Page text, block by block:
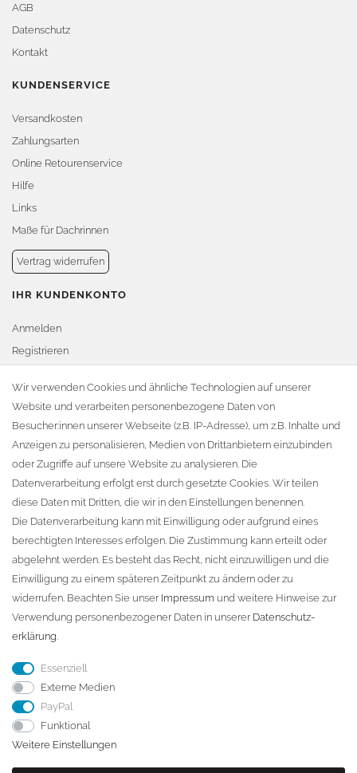
AGB
Datenschutz
Kontakt
KUNDENSERVICE
Versandkosten
Zahlungsarten
Online Retourenservice
Hilfe
Links
Maße für Dachrinnen
Vertrag widerrufen
IHR KUNDENKONTO
Anmelden
Registrieren
Warenkorb
Zur Kasse
KONTAKT
Fa. Steffen Jost
Söbrigener Weg 50
D-01796 Pirna
Telefon:+49 (0)3501 507295
info@dach-teufel.de
Wir verwenden Cookies und ähnliche Technologien auf unserer
Website und verarbeiten personenbezogene Daten von
Besucher:innen unserer Webseite (z.B. IP-Adresse), um z.B. Inhalte und
Anzeigen zu personalisieren, Medien von Drittanbietern einzubinden
oder Zugriffe auf unsere Website zu analysieren. Die
Datenverarbeitung erfolgt erst durch gesetzte Cookies. Wir teilen
diese Daten mit Dritten, die wir in den Einstellungen benennen.
Die Datenverarbeitung kann mit Einwilligung oder aufgrund eines
berechtigten Interesses erfolgen. Die Zustimmung kann erteilt oder
abgelehnt werden. Es besteht das Recht, nicht einzuwilligen und die
Einwilligung zu einem späteren Zeitpunkt zu ändern oder zu
widerrufen. Beachten Sie unser Impressum und weitere Hinweise zur
Verwendung personenbezogener Daten in unserer Daten­schutz­
erklärung.
Essenziell
Externe Medien
PayPal
Funktional
Weitere Einstellungen